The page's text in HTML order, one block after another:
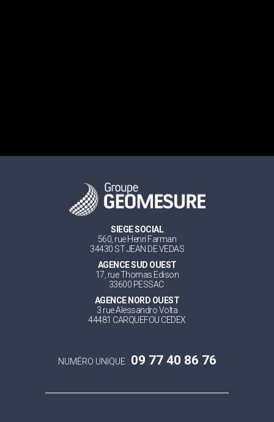
SIEGE SOCIAL
560, rue Henri Farman
34430 ST JEAN DE VEDAS
AGENCE SUD OUEST
17, rue Thomas Edison
33600 PESSAC
AGENCE NORD OUEST
3 rue Alessandro Volta
44481 CARQUEFOU CEDEX
NUMÉRO UNIQUE : 09 77 40 86 76